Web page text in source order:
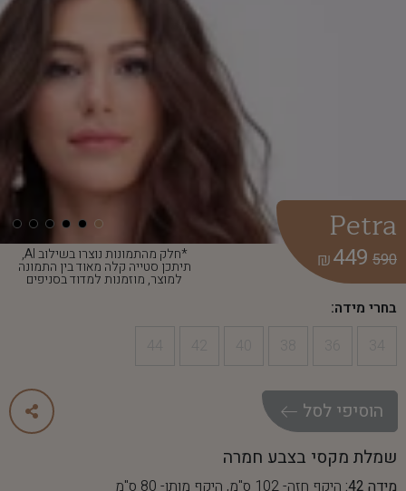
*חלק מהתמונות נוצרו בשילוב AI,
תיתכן סטייה קלה מאוד בין התמונה
למוצר, מוזמנות למדוד בסניפים
Petra
590
449
₪
בחרי מידה:
הוסיפי לסל
שמלת מקסי בצבע חמרה
מידה 42:
היקף חזה- 102 ס"מ, היקף מותן- 80 ס"מ